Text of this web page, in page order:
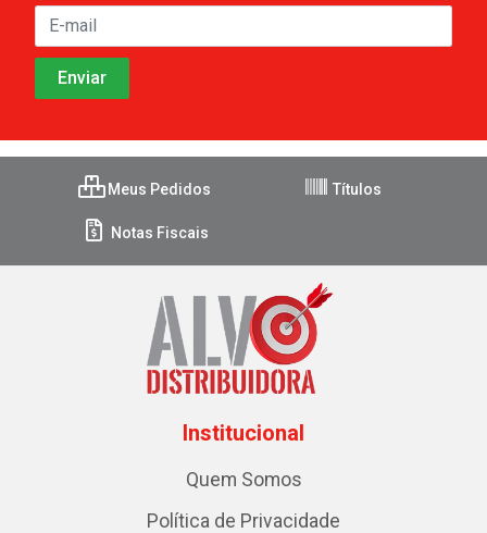
Meus Pedidos Títulos
Notas Fiscais
Institucional
Quem Somos
Política de Privacidade